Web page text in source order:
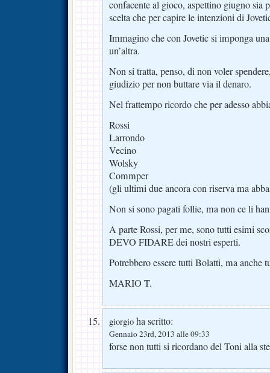
confacente al gioco, aspettino giugno sia
scelta che per capire le intenzioni di
Immagino che con Jovetic si imponga
un’altra.
Non si tratta, penso, di non voler
giudizio per non buttare via il denaro.
Nel frattempo ricordo che per adesso
Rossi
Larrondo
Vecino
Wolsky
Commper
(gli ultimi due ancora con riserva ma
Non si sono pagati follie, ma non ce li
A parte Rossi, per me, sono tutti esimi
DEVO FIDARE dei nostri esperti.
Potrebbero essere tutti Bolatti, ma anche
MARIO T.
giorgio ha scritto:
Gennaio 23rd, 2013 alle 09:33
forse non tutti si ricordano del Toni alla